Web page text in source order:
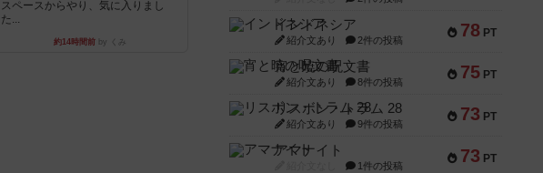
スペースからやり、気に入りまし
た...
約14時間前 by くみ
78 PT
インドネシア
紹介文あり 2件の投稿
75 PT
宵と暁の呪文書
紹介文あり 8件の投稿
73 PT
リスボン・トラム 28
紹介文あり 9件の投稿
73 PT
アマナイト
1件の投稿